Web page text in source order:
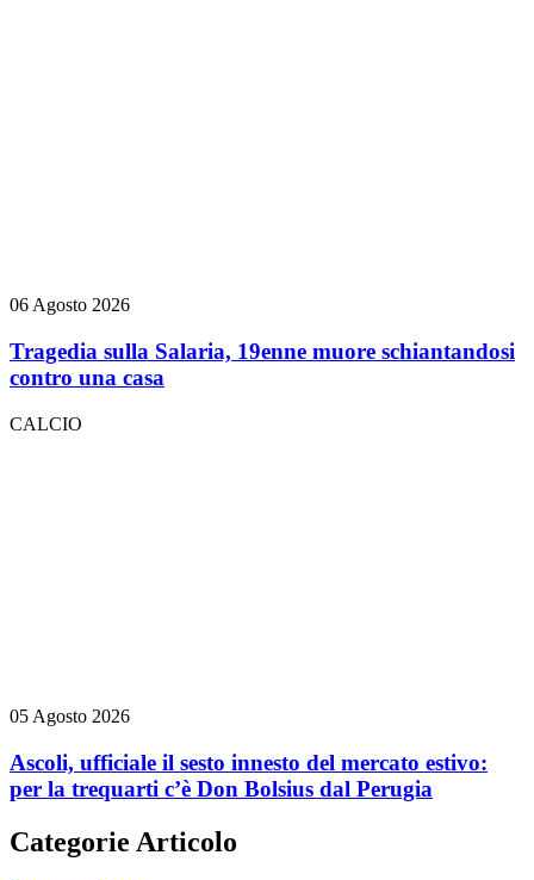
06 Agosto 2026
Tragedia sulla Salaria, 19enne muore schiantandosi
contro una casa
CALCIO
05 Agosto 2026
Ascoli, ufficiale il sesto innesto del mercato estivo:
per la trequarti c’è Don Bolsius dal Perugia
Categorie Articolo